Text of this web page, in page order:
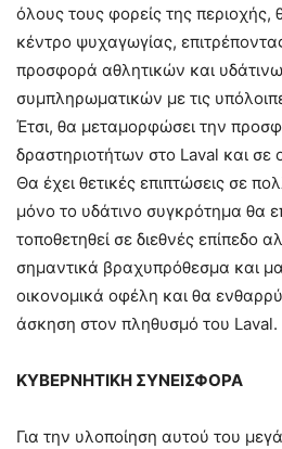
όλους τους φορείς της περιοχής,
κέντρο ψυχαγωγίας,
προσφορά αθλητικών και
συμπληρωματικών με τις
Έτσι, θα μεταμορφώσει την
δραστηριοτήτων στο Laval και σε
Θα έχει θετικές επιπτώσεις σε
μόνο το υδάτινο συγκρότημα θα
τοποθετηθεί σε διεθνές επίπεδο
σημαντικά βραχυπρόθεσμα και
οικονομικά οφέλη και θα
άσκηση στον πληθυσμό του Laval.
ΚΥΒΕΡΝΗΤΙΚΗ ΣΥΝΕΙΣΦΟΡΑ
Για την υλοποίηση αυτού του